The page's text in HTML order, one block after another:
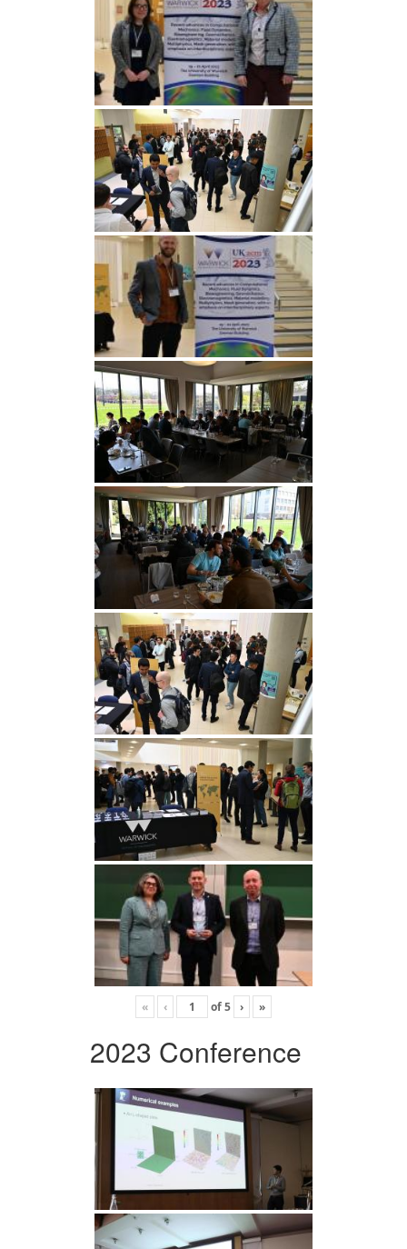
« ‹ of5 › »
2023 Conference